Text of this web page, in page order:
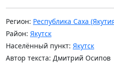
Регион: Республика Саха
Район: Якутск
Населённый пункт: Якутск
Автор текста: Дмитрий Осипов